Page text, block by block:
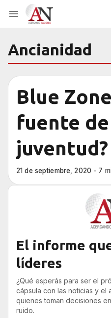
Ancianidad
Blue
fuente
juventud?
21 de septiembre, 2020 - 7
El informe
líderes
¿Qué esperás para ser el
cápsula con las noticias y el
quienes toman decisiones
ruido.